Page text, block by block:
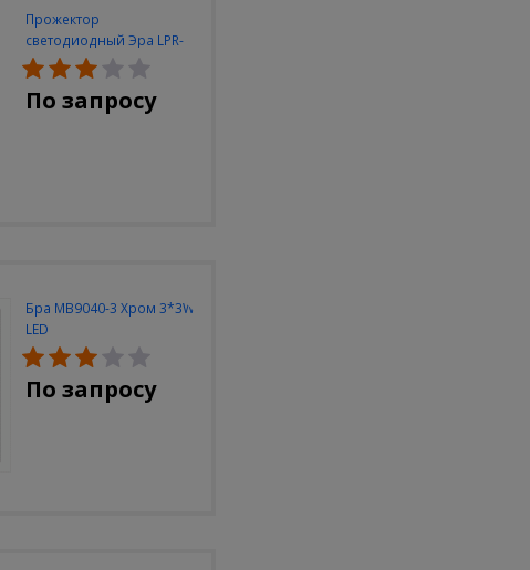
Прожектор
светодиодный Эра LPR-
30W-6500K-M
По запросу
Бра MB9040-3 Хром 3*3W
LED
По запросу